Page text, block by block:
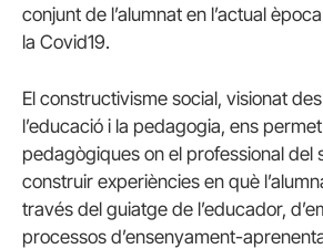
conjunt de l’alumnat en l’actual
la Covid19.
El constructivisme social, visionat
l’educació i la pedagogia, ens
pedagògiques on el professional del
construir experiències en què
través del guiatge de l’educador,
processos d’ensenyament-